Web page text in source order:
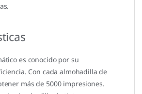
es conocido por su
Con cada almohadilla de
más de 5000 impresiones.